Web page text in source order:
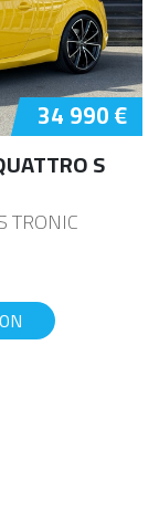
34 990 €
S
TRONIC